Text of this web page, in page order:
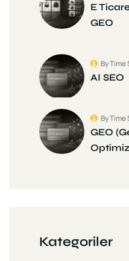
E
GEO
AI SEO
By Time
GEO
By Time
Kategoriler